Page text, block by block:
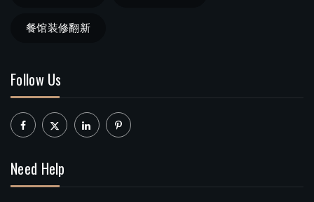
餐馆装修翻新
Follow Us
Need Help